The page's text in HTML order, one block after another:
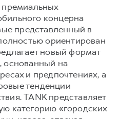
концерна
представленный в
ориентирован
новый формат
основанный на
и предпочтениях, а
тенденции
TANK представляет
категорию «городских